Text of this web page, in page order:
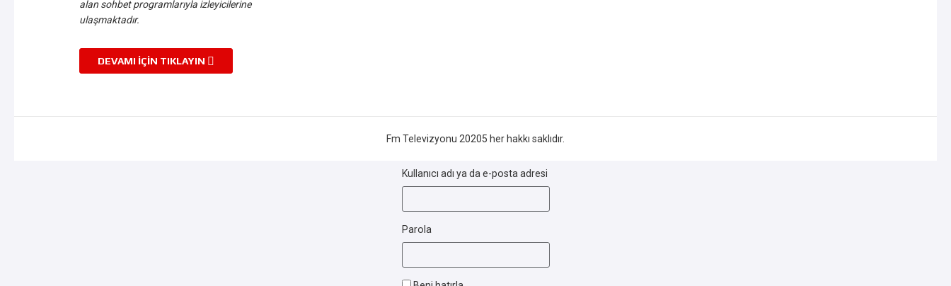
alan sohbet programlarıyla izleyicilerine
ulaşmaktadır.
DEVAMI İÇIN TIKLAYIN
Fm Televizyonu 20205 her hakkı saklıdır.
Kullanıcı adı ya da e-posta adresi
Parola